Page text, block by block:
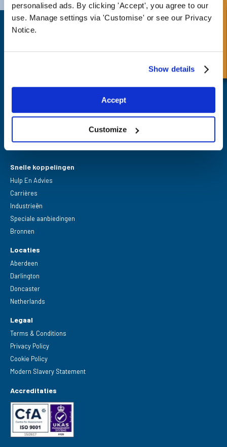
personalised ads. By clicking 'Accept', you agree to our
use. Manage settings via 'Customise' or see our Privacy
Notice.
Show details
Accept
Customize
Barrington Way,
Snelle koppelingen
Hulp En Advies
Carrières
Industrieën
Speciale aanbiedingen
Bronnen
Locaties
Aberdeen
Darlington
Doncaster
Netherlands
Legaal
Terms & Conditions
Privacy Policy
Cookie Policy
Modern Slavery Statement
Accreditaties
Snel onderzoek